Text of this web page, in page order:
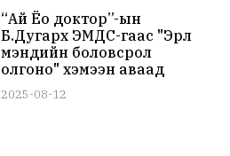
“Ай Ёо доктор”-ын
Б.Дугархүү ЭМДС-гаас "Эрүүл
мэндийн боловсрол
олгоно" хэмээн аваад
"мурьсан" 6.5 сая
төгрөгийг төлөөгүй, хэрэг нь
2025-08-12